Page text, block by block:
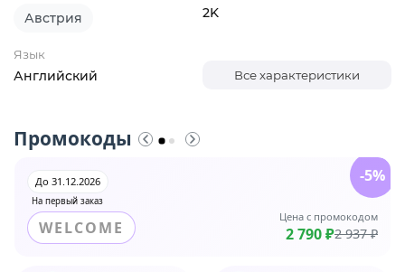
Австрия 2K
Язык
Английский Все характеристики
Промокоды
На первый заказ
До 31.12.2026
WELCOME
Цена с промокодом
2 790 ₽2 937 ₽
-5%